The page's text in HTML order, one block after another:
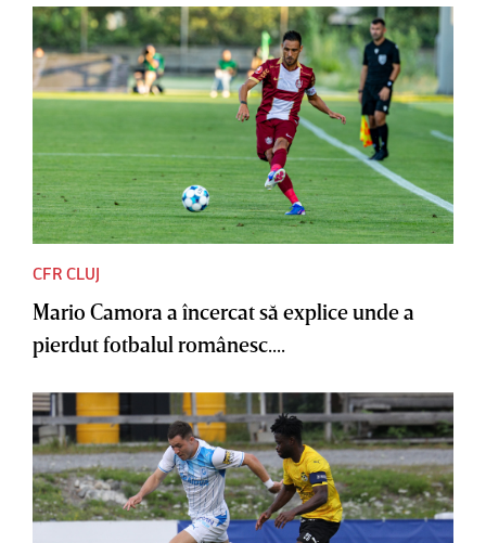
CFR CLUJ
Mario Camora a încercat să explice unde a
pierdut fotbalul românesc....